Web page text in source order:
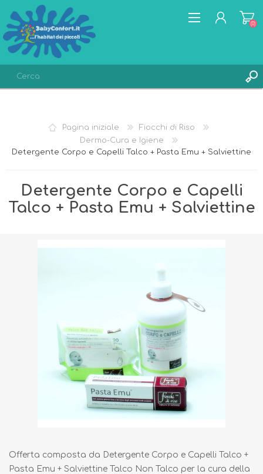
LISTA DEI DESIDERI
(0)
Pagina iniziale
Fiocchi di Riso
Dermo-Cura e Igiene
Detergente Corpo e Capelli Talco + Pasta Emu + Salviettine
Detergente Corpo e Capelli
Talco + Pasta Emu + Salviettine
Offerta composta da Detergente Corpo e Capelli Talco +
Pasta Emu + Salviettine Talco Non Talco per la cura della